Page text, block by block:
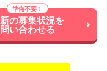
の募集状況を
問い合わせる